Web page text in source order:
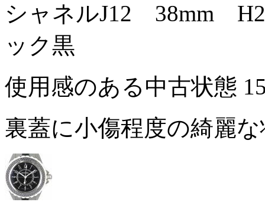
シャネルJ12 38mm
ック黒
使用感のある中古状態
裏蓋に小傷程度の綺麗